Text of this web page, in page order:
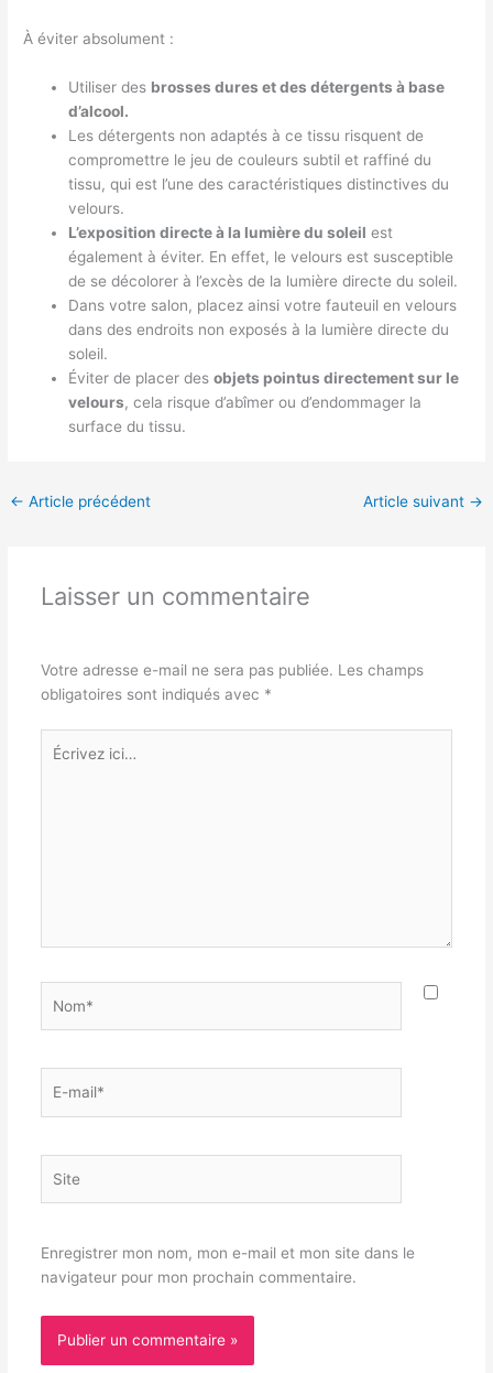
À éviter absolument :
Utiliser des brosses dures et des détergents à base
d’alcool.
Les détergents non adaptés à ce tissu risquent de
compromettre le jeu de couleurs subtil et raffiné du
tissu, qui est l’une des caractéristiques distinctives du
velours.
L’exposition directe à la lumière du soleil est
également à éviter. En effet, le velours est susceptible
de se décolorer à l’excès de la lumière directe du soleil.
Dans votre salon, placez ainsi votre fauteuil en velours
dans des endroits non exposés à la lumière directe du
soleil.
Éviter de placer desobjets pointus directement sur le
velours, cela risque d’abîmer ou d’endommager la
surface du tissu.
← Article précédent Article suivant →
Laisser un commentaire
Votre adresse e-mail ne sera pas publiée. Les champs
obligatoires sont indiqués avec *
Écrivez
ici…
mail*
Enregistrer mon nom, mon e-mail et mon site dans le
navigateur pour mon prochain commentaire.